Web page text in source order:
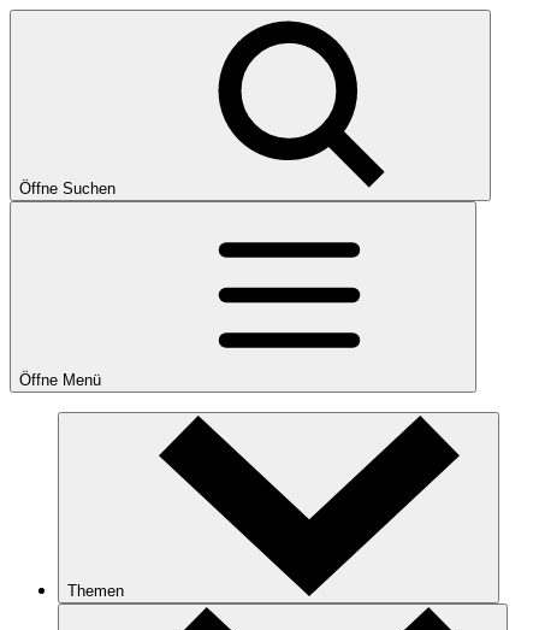
Öffne Suchen
Öffne Menü
Themen